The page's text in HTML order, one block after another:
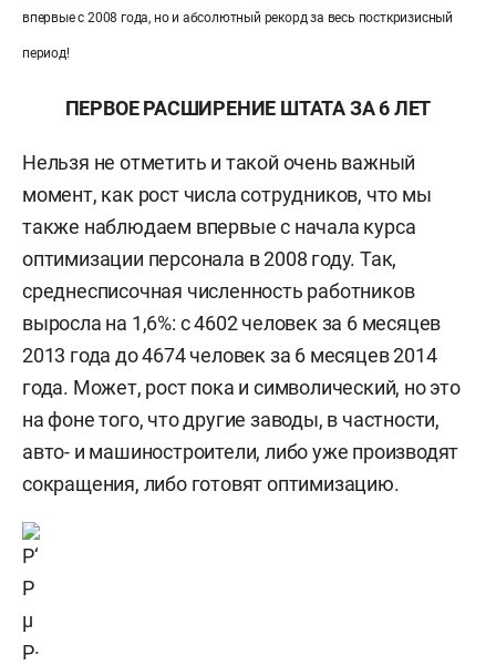
впервые с 2008 года, но и абсолютный рекорд за весь посткризисный
период!
ПЕРВОЕ РАСШИРЕНИЕ ШТАТА ЗА 6 ЛЕТ
Нельзя не отметить и такой очень важный
момент, как рост числа сотрудников, что мы
также наблюдаем впервые с начала курса
оптимизации персонала в 2008 году. Так,
среднесписочная численность работников
выросла на 1,6%: с 4602 человек за 6 месяцев
2013 года до 4674 человек за 6 месяцев 2014
года. Может, рост пока и символический, но это
на фоне того, что другие заводы, в частности,
авто- и машиностроители, либо уже производят
сокращения, либо готовят оптимизацию.